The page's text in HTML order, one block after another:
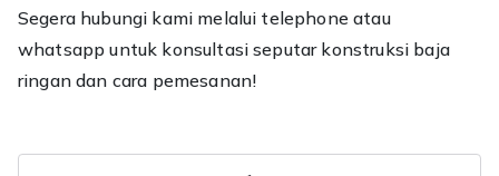
Segera hubungi kami melalui telephone atau
whatsapp untuk konsultasi seputar konstruksi baja
ringan dan cara pemesanan!